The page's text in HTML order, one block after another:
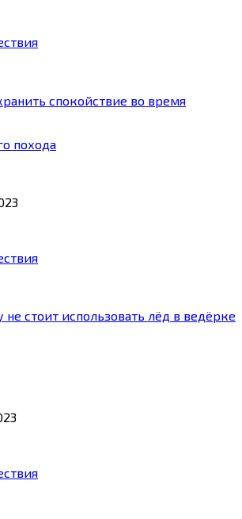
спокойствие во время
похода
не стоит использовать лёд в ведёрке